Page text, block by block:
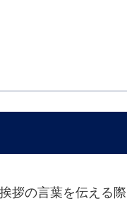
拶の言葉を伝える際